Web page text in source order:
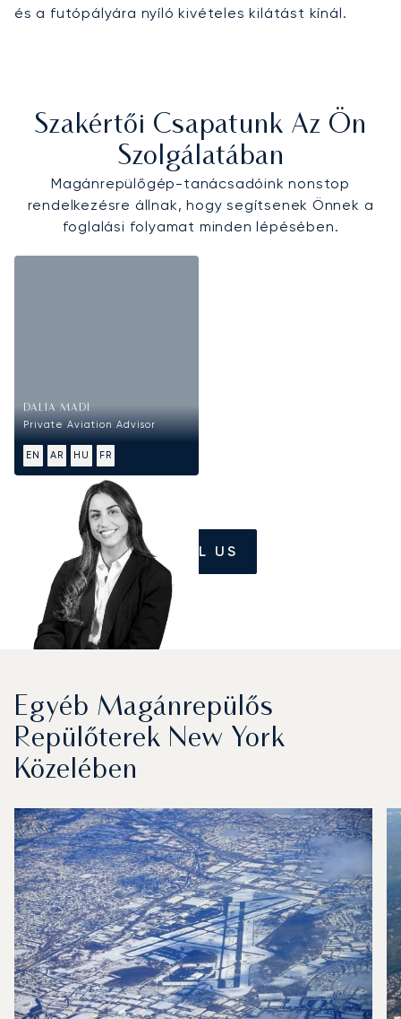
és a futópályára nyíló kivételes kilátást kínál.
Szakértői Csapatunk Az Ön
Szolgálatában
Magánrepülőgép-tanácsadóink nonstop
rendelkezésre állnak, hogy segítsenek Önnek a
foglalási folyamat minden lépésében.
DALIA MADI
Private Aviation Advisor
EN AR HU FR
CALL US
Egyéb Magánrepülős
Repülőterek New York
Közelében